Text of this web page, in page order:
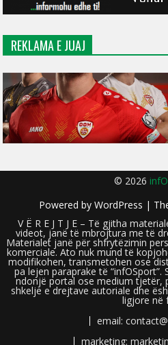
REKLAMA E JUAJ
© 2026
Powered by WordPress |
V Ë R E J T J E – Të gjitha
videot, janë të mbrojtura me të
Materialet janë për shfrytëzimin
komerciale. Ato nuk mund të
modifikohen, transmetohen ose
pa lejen paraprake të
ndonjë portal ose medium tjetër,
shkelje e drejtave autoriale dhe
ligjore në
email:
marketing: